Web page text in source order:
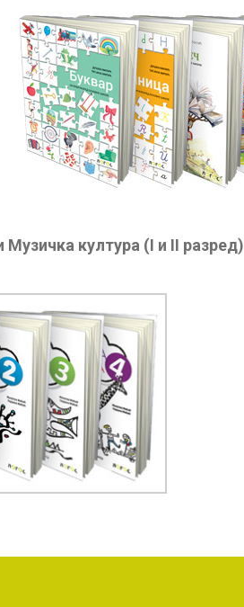
култура (I и II разред)